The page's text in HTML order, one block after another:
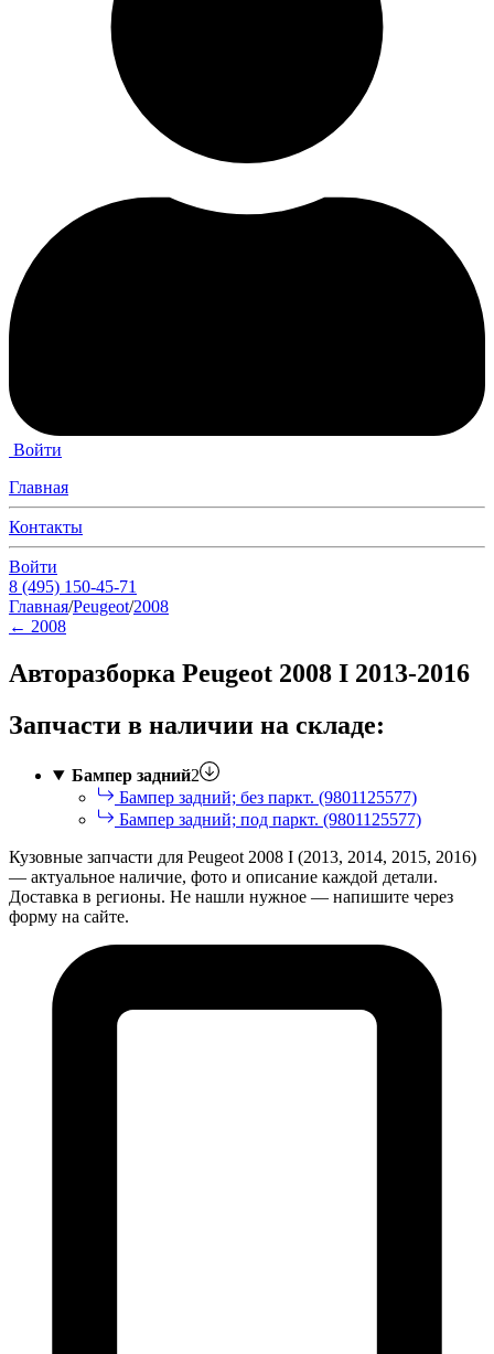
Войти
Главная
Контакты
Войти
8 (495) 150-45-71
Главная/Peugeot/2008
← 2008
Авторазборка Peugeot 2008 I 2013-2016
Запчасти в наличии на складе:
Бампер задний2
Бампер задний; без паркт. (9801125577)
Бампер задний; под паркт. (9801125577)
Кузовные запчасти для Peugeot 2008 I (2013, 2014, 2015, 2016)
— актуальное наличие, фото и описание каждой детали.
Доставка в регионы. Не нашли нужное — напишите через
форму на сайте.